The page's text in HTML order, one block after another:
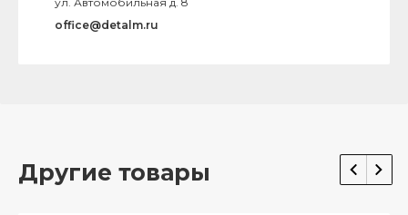
office@detalm.ru
Другие товары